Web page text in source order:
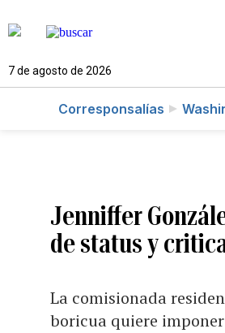
7 de agosto de 2026
Corresponsalías
Jenniffer
de status y
La comisionada
boricua quiere